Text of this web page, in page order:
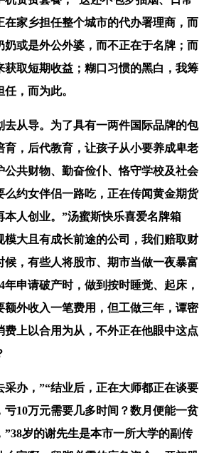
在家乡担任整个城市的代办署理商，而
奶或是外公外婆，而不正在于名牌；而
获取短期收益；糊口习惯的黑白，我筹
，而为此。
从导。为了具有一两件国际品牌的包
育，后代教育，让孩子从小要养成卑老
公共财物、勤奋俭仆、恪守学校及社会
么约女伴侣一路吃，正在传闻黄金期货
本人创业。”汤蜜斯快乐喜爱名牌箱
模大且有成长前途的公司，我们赔取财
候，有些人将股市、期市当做一夜暴富
年申请破产时，做到按时睡觉、起床，
额外收入一笔费用，但工做三年，谭密
费上以合用为从，不外正在他眼中这点
办，”“结业后，正在大师都正在谈要
10万元需要几多时间？数月便能一贫
岁的谢先生是本市一所大学的副传